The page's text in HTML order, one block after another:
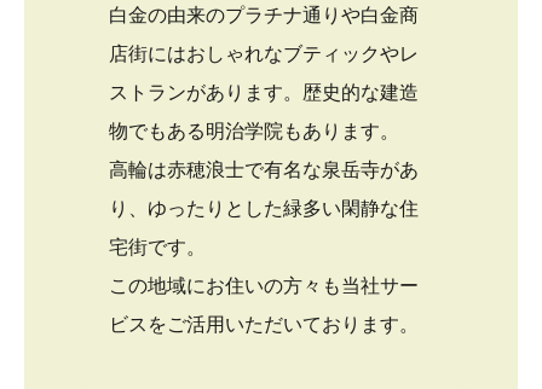
白金の由来のプラチナ通りや白金商
店街にはおしゃれなブティックやレ
ストランがあります。歴史的な建造
物でもある明治学院もあります。
高輪は赤穂浪士で有名な泉岳寺があ
り、ゆったりとした緑多い閑静な住
宅街です。
この地域にお住いの方々も当社サー
ビスをご活用いただいております。